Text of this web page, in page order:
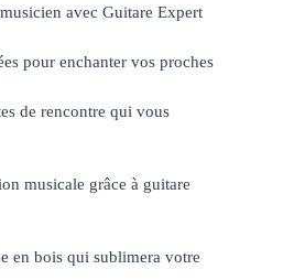
avec Guitare Expert
pour enchanter vos proches
de rencontre qui vous
musicale grâce à guitare
en bois qui sublimera votre